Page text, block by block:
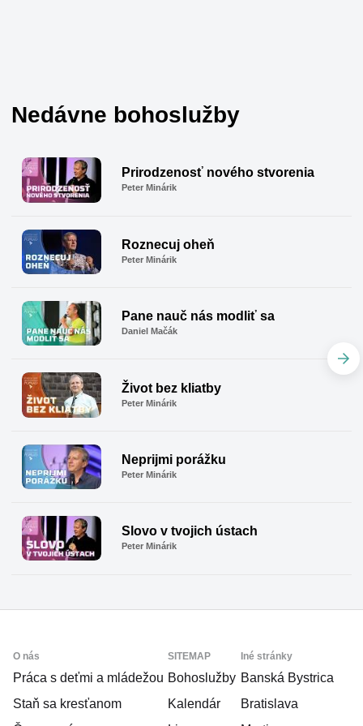
Nedávne bohoslužby
Prirodzenosť nového stvorenia
Peter Minárik
Roznecuj oheň
Peter Minárik
Pane nauč nás modliť sa
Daniel Mačák
Život bez kliatby
Peter Minárik
Neprijmi porážku
Peter Minárik
Slovo v tvojich ústach
Peter Minárik
O nás
Práca s deťmi a mládežou
Staň sa kresťanom
SITEMAP
Bohoslužby
Kalendár
Iné stránky
Banská Bystrica
Bratislava